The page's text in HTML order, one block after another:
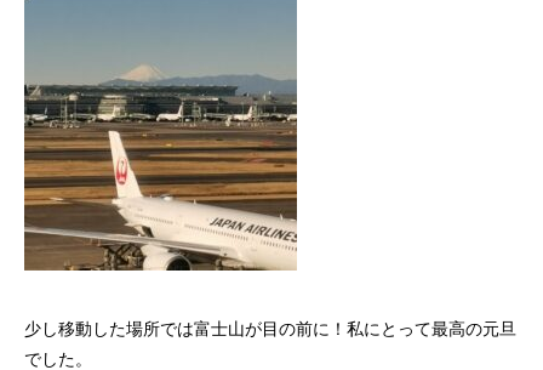
少し移動した場所では富士山が目の前に！私にとって最高の元旦
でした。